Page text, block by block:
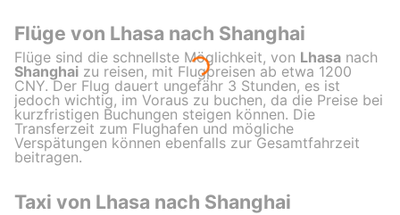
Flüge von Lhasa nach Shanghai
Flüge sind die schnellste Möglichkeit, von Lhasa nach
Shanghai zu reisen, mit Flugpreisen ab etwa 1200
CNY. Der Flug dauert ungefähr 3 Stunden, es ist
jedoch wichtig, im Voraus zu buchen, da die Preise bei
kurzfristigen Buchungen steigen können. Die
Transferzeit zum Flughafen und mögliche
Verspätungen können ebenfalls zur Gesamtfahrzeit
beitragen.
Taxi von Lhasa nach Shanghai